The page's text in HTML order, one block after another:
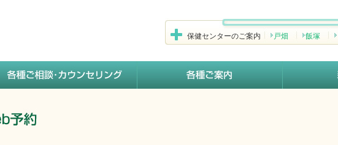
保健センターのご案内 戸畑 飯塚